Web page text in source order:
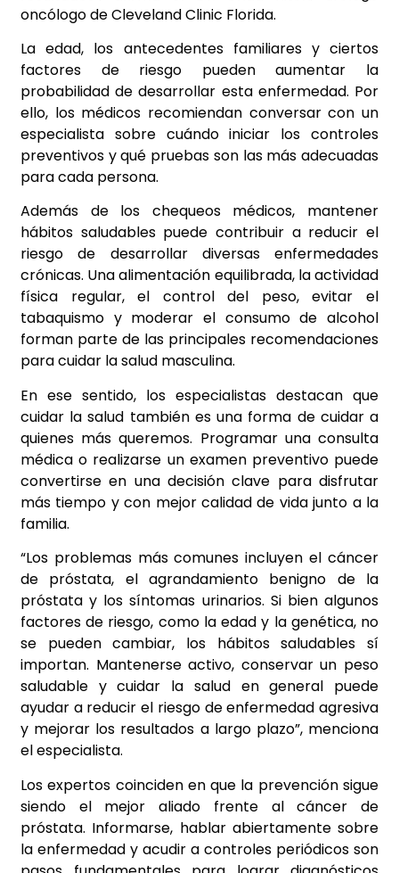
oncólogo de Cleveland Clinic Florida.
La edad, los antecedentes familiares y ciertos
factores de riesgo pueden aumentar la
probabilidad de desarrollar esta enfermedad. Por
ello, los médicos recomiendan conversar con un
especialista sobre cuándo iniciar los controles
preventivos y qué pruebas son las más adecuadas
para cada persona.
Además de los chequeos médicos, mantener
hábitos saludables puede contribuir a reducir el
riesgo de desarrollar diversas enfermedades
crónicas. Una alimentación equilibrada, la actividad
física regular, el control del peso, evitar el
tabaquismo y moderar el consumo de alcohol
forman parte de las principales recomendaciones
para cuidar la salud masculina.
En ese sentido, los especialistas destacan que
cuidar la salud también es una forma de cuidar a
quienes más queremos. Programar una consulta
médica o realizarse un examen preventivo puede
convertirse en una decisión clave para disfrutar
más tiempo y con mejor calidad de vida junto a la
familia.
“Los problemas más comunes incluyen el cáncer
de próstata, el agrandamiento benigno de la
próstata y los síntomas urinarios. Si bien algunos
factores de riesgo, como la edad y la genética, no
se pueden cambiar, los hábitos saludables sí
importan. Mantenerse activo, conservar un peso
saludable y cuidar la salud en general puede
ayudar a reducir el riesgo de enfermedad agresiva
y mejorar los resultados a largo plazo”, menciona
el especialista.
Los expertos coinciden en que la prevención sigue
siendo el mejor aliado frente al cáncer de
próstata. Informarse, hablar abiertamente sobre
la enfermedad y acudir a controles periódicos son